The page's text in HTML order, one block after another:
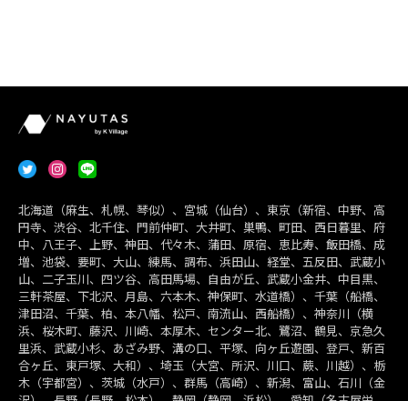
北海道（麻生、札幌、琴似）、宮城（仙台）、東京（新宿、中野、高
円寺、渋谷、北千住、門前仲町、大井町、巣鴨、町田、西日暮里、府
中、八王子、上野、神田、代々木、蒲田、原宿、恵比寿、飯田橋、成
増、池袋、要町、大山、練馬、調布、浜田山、経堂、五反田、武蔵小
山、二子玉川、四ツ谷、高田馬場、自由が丘、武蔵小金井、中目黒、
三軒茶屋、下北沢、月島、六本木、神保町、水道橋）、千葉（船橋、
津田沼、千葉、柏、本八幡、松戸、南流山、西船橋）、神奈川（横
浜、桜木町、藤沢、川崎、本厚木、センター北、鷺沼、鶴見、京急久
里浜、武蔵小杉、あざみ野、溝の口、平塚、向ヶ丘遊園、登戸、新百
合ヶ丘、東戸塚、大和）、埼玉（大宮、所沢、川口、蕨、川越）、栃
木（宇都宮）、茨城（水戸）、群馬（高崎）、新潟、富山、石川（金